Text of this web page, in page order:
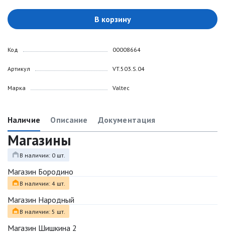
В корзину
Код
Артикул
Марка
00008664
VT.503.S.04
Valtec
Наличие Описание Документация
Магазины
В наличии: 0 шт.
Магазин Бородино
В наличии: 4 шт.
Магазин Народный
В наличии: 5 шт.
Магазин Шишкина 2